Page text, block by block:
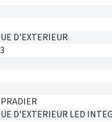
D'EXTERIEUR
D'EXTERIEUR LED